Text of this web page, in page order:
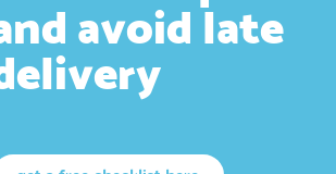
avoid late